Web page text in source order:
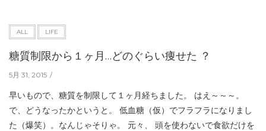
ALL LIFE
糖質制限から１ヶ月…どのぐらい痩せた ？
5月 31, 2015
早いもので、糖質を制限して１ヶ月経ちました。 はえ～～～。
で、どうなったかというと。 低血糖（仮）でフラフラになりまし
た（爆笑）。なんじゃそりゃ。 元々、 頭を使わないで食欲だけを